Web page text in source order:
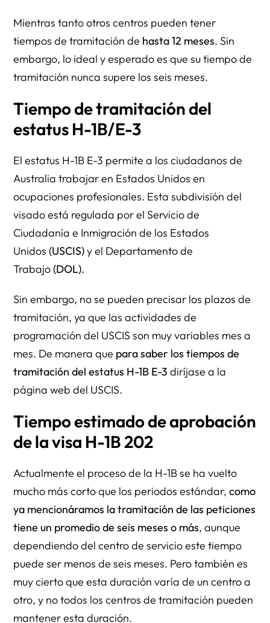
Mientras tanto otros centros pueden tener
tiempos de tramitación de hasta 12 meses. Sin
embargo, lo ideal y esperado es que su tiempo de
tramitación nunca supere los seis meses.
Tiempo de tramitación del
estatus H-1B/E-3
El estatus H-1B E-3 permite a los ciudadanos de
Australia trabajar en Estados Unidos en
ocupaciones profesionales. Esta subdivisión del
visado está regulada por el Servicio de
Ciudadanía e Inmigración de los Estados
Unidos(USCIS)y el Departamento de
Trabajo(DOL).
Sin embargo, no se pueden precisar los plazos de
tramitación, ya que las actividades de
programación del USCIS son muy variables mes a
mes. De manera que para saber los tiempos de
tramitación del estatus H-1B E-3 diríjase a la
página web del USCIS.
Tiempo estimado de aprobación
de la visa H-1B 202
Actualmente el proceso de la H-1B se ha vuelto
mucho más corto que los periodos estándar,como
ya mencionáramos la tramitación de las peticiones
tiene un promedio de seis meses o más, aunque
dependiendo del centro de servicio este tiempo
puede ser menos de seis meses. Pero también es
muy cierto que esta duración varía de un centro a
otro, y no todos los centros de tramitación pueden
mantener esta duración.